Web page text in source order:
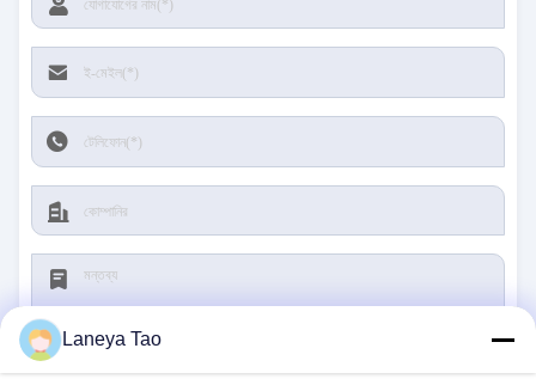
Laneya Tao